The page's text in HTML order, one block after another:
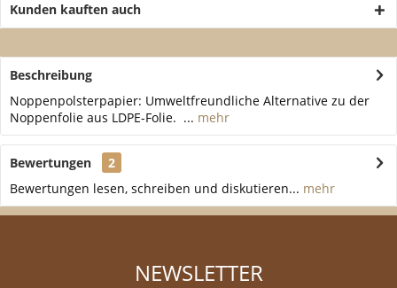
Kunden kauften auch
Beschreibung
Noppenpolsterpapier: Umweltfreundliche Alternative zu der
Noppenfolie aus LDPE-Folie. ... mehr
Bewertungen
2
Bewertungen lesen, schreiben und diskutieren... mehr
NEWSLETTER